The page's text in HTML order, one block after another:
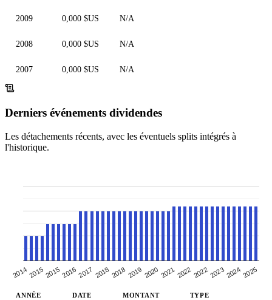
2009 0,000 $US N/A
2008 0,000 $US N/A
2007 0,000 $US N/A
Derniers événements dividendes
Les détachements récents, avec les éventuels splits intégrés à
l'historique.
20142015201520162017 201820182019 2020 202120222022202320242025
ANNÉE DATE MONTANT TYPE